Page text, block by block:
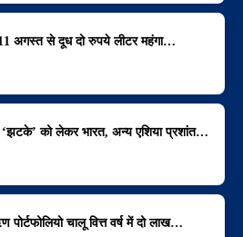
11 अगस्त से दूध दो रुपये लीटर महंगा…
को लेकर भारत, अन्य एशिया प्रशांत…
चालू वित्त वर्ष में दो लाख…